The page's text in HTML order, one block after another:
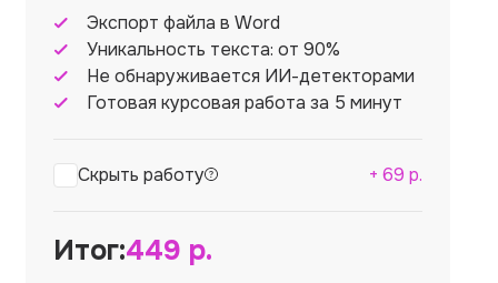
Экспорт файла в Word
Уникальность текста: от 90%
Не обнаруживается ИИ-детекторами
Готовая курсовая работа за 5 минут
Скрыть работу + 69 р.
Итог:449 р.